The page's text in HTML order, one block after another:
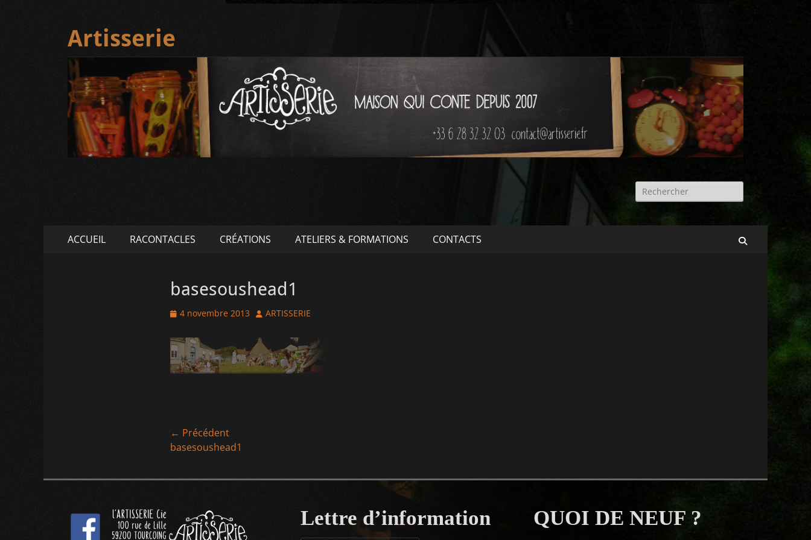
Artisserie
Rechercher :
Menu
ACCUEIL RACONTACLES CRÉATIONS ATELIERS & FORMATIONS CONTACTS
basesoushead1
Posted
4 novembre 2013 Author
ARTISSERIE
Navigation
de
l’article
← Précédent
Article
basesoushead1
Lettre d’information QUOI DE NEUF ?